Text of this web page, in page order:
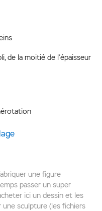
de la moitié de l’épaisseur
une figure
passer un super
ici un dessin et les
sculpture (les fichiers